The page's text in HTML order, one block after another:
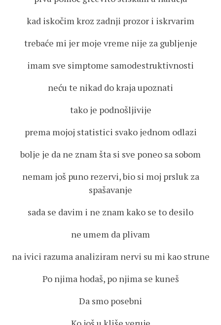
kad iskočim kroz zadnji prozor i iskrvarim
trebaće mi jer moje vreme nije za gubljenje
imam sve simptome samodestruktivnosti
neću te nikad do kraja upoznati
tako je podnošljivije
prema mojoj statistici svako jednom odlazi
bolje je da ne znam šta si sve poneo sa sobom
nemam još puno rezervi, bio si moj prsluk za
spašavanje
sada se davim i ne znam kako se to desilo
ne umem da plivam
na ivici razuma analiziram nervi su mi kao strune
Po njima hodaš, po njima se kuneš
Da smo posebni